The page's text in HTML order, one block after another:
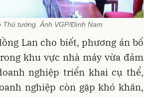
Thủ tướng. Ảnh VGP/Đình Nam
Lan cho biết, phương án bố
khu vực nhà máy vừa đảm
nghiệp triển khai cụ thể,
nghiệp còn gặp khó khăn,